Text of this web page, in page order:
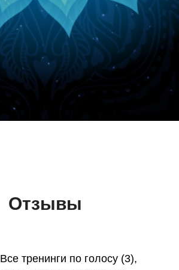
Отзывы
Все тренинги по голосу (3),